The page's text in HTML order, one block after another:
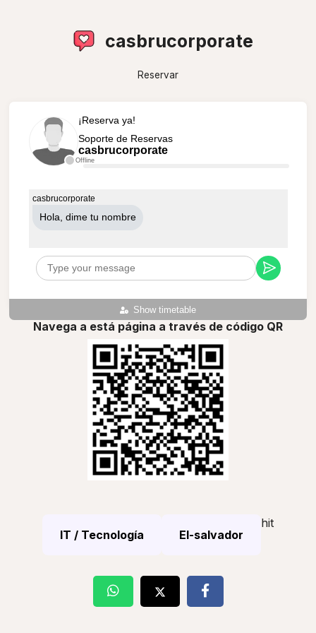
casbrucorporate
Reservar
Offline
¡Reserva ya!
Soporte de Reservas
casbrucorporate
Show timetable
casbrucorporate
Hola, dime tu nombre
Navega a está página a través de código QR
IT / Tecnología El-salvador
hit